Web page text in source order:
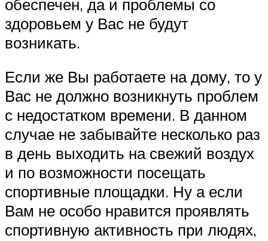
обеспечен, да и проблемы со
здоровьем у Вас не будут
возникать.
Если же Вы работаете на дому, то у
Вас не должно возникнуть проблем
с недостатком времени. В данном
случае не забывайте несколько раз
в день выходить на свежий воздух
и по возможности посещать
спортивные площадки. Ну а если
Вам не особо нравится проявлять
спортивную активность при людях,